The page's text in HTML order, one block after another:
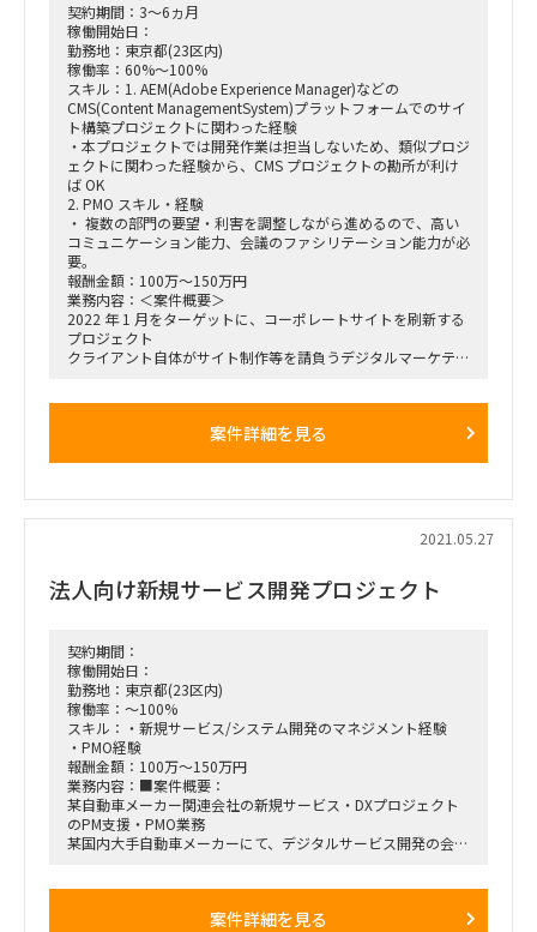
契約期間：3～6ヵ月
稼働開始日：
勤務地：東京都(23区内)
稼働率：60%～100%
スキル：1. AEM(Adobe Experience Manager)などの
CMS(Content ManagementSystem)プラットフォームでのサイ
ト構築プロジェクトに関わった経験
・本プロジェクトでは開発作業は担当しないため、類似プロジ
ェクトに関わった経験から、CMS プロジェクトの勘所が利け
ば OK
2. PMO スキル・経験
・ 複数の部門の要望・利害を調整しながら進めるので、高い
コミュニケーション能力、会議のファシリテーション能力が必
要。
報酬金額：100万～150万円
業務内容：＜案件概要＞
2022 年 1 月をターゲットに、コーポレートサイトを刷新する
プロジェクト
クライアント自体がサイト制作等を請負うデジタルマーケティ
一部、デザイン制作会社やAdobe など外部ベンダを起用。
AEM Cloud 環境環境（Adobe が提供する CMS プラットフォ
サイト設計、デザイン実装、コンテンツ製作と移行、最終テス
ト・UAT を経て、2022 年 1 月リリース。
期間：開始：2021 年 6 月(相談可能)、終了：2021 年 11 月予
定
案件詳細を見る
2021.05.27
法人向け新規サービス開発プロジェクト
契約期間：
稼働開始日：
勤務地：東京都(23区内)
稼働率：～100%
スキル：・新規サービス/システム開発のマネジメント経験
・PMO経験
報酬金額：100万～150万円
業務内容：■案件概要：
某自動車メーカー関連会社の新規サービス・DXプロジェクト
のPM支援・PMO業務
某国内大手自動車メーカーにて、デジタルサービス開発の会社
サービスの内容は企画段階ものが大半であり、多種多様。
案件詳細を見る